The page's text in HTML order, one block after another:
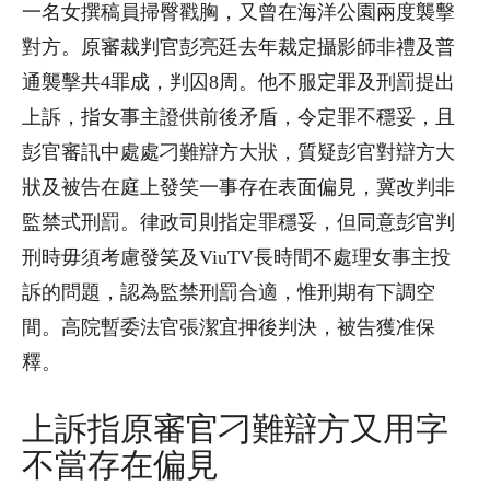
一名女撰稿員掃臀戳胸，又曾在海洋公園兩度襲擊
對方。原審裁判官彭亮廷去年裁定攝影師非禮及普
通襲擊共4罪成，判囚8周。他不服定罪及刑罰提出
上訴，指女事主證供前後矛盾，令定罪不穩妥，且
彭官審訊中處處刁難辯方大狀，質疑彭官對辯方大
狀及被告在庭上發笑一事存在表面偏見，冀改判非
監禁式刑罰。律政司則指定罪穩妥，但同意彭官判
刑時毋須考慮發笑及ViuTV長時間不處理女事主投
訴的問題，認為監禁刑罰合適，惟刑期有下調空
間。高院暫委法官張潔宜押後判決，被告獲准保
釋。
上訴指原審官刁難辯方又用字
不當存在偏見